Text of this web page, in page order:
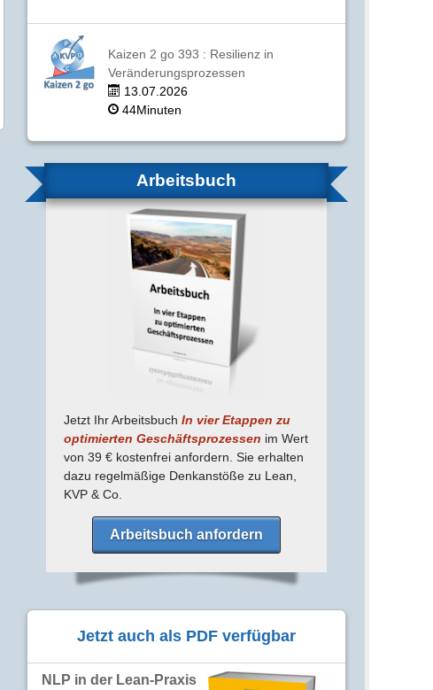
Kaizen 2 go 393 : Resilienz in
Veränderungsprozessen
13.07.2026
44Minuten
Arbeitsbuch
Jetzt Ihr Arbeitsbuch In vier Etappen zu
optimierten Geschäfts­prozessen im Wert
von 39 € kostenfrei anfordern. Sie erhalten
dazu regel­mäßige Denk­anstöße zu Lean,
KVP & Co.
Arbeitsbuch anfordern
Jetzt auch als PDF verfügbar
NLP in der Lean-Praxis